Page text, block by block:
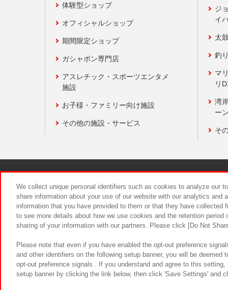
体験型ショップ
オフィシャルショップ
期間限定ショップ
ガシャポン専門店
アスレチック・スポーツエンタメ
施設
お子様・ファミリー向け施設
その他の施設・サービス
ジ
イ
太
釣
マ
リ
湾
ー
そ
食品のご
We collect unique personal identifiers such as cookies to analyze our
share information about your use of our website with our analytics and
information that you have provided to them or that they have
to see more details about how we use cookies and the retention
sharing of your information with our partners. Please click [Do Not
Please note that even if you have enabled the opt-out preference
and other identifiers on the following setup banner, you will be
opt-out preference signals . If you understand and agree to this
setup banner by clicking the link below, then click 'Save Settings' and